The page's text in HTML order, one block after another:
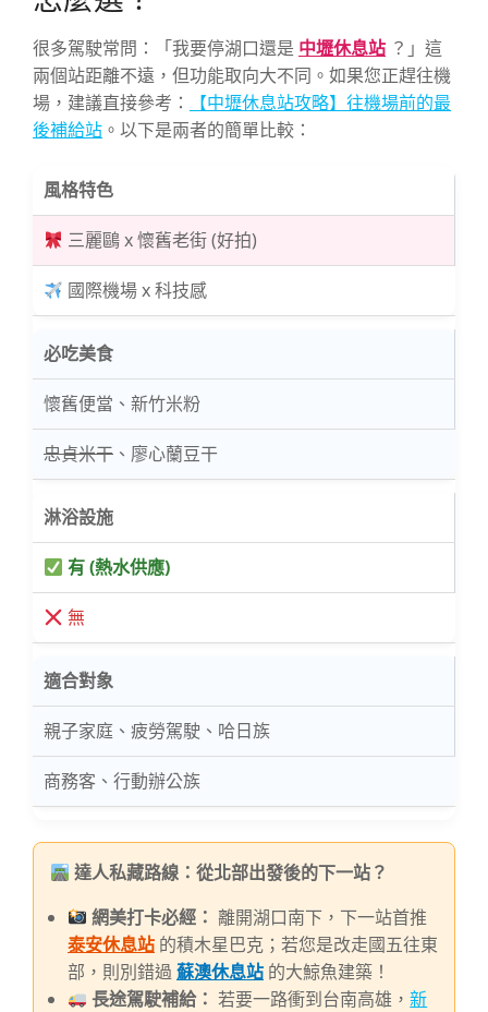
很多駕駛常問：「我要停湖口還是 中壢休息站 ？」這
兩個站距離不遠，但功能取向大不同。如果您正趕往機
場，建議直接參考：
【中壢休息站攻略】往機場前的最
後補給站 。以下是兩者的簡單比較：
風格特色
三麗鷗 x 懷舊老街 (好拍)
國際機場 x 科技感
必吃美食
懷舊便當、新竹米粉
忠貞米干 、廖心蘭豆干
淋浴設施
有 (熱水供應)
無
適合對象
親子家庭、疲勞駕駛、哈日族
商務客、行動辦公族
達人私藏路線：從北部出發後的下一站？
網美打卡必經： 離開湖口南下，下一站首推
泰安休息站 的積木星巴克；若您是改走國五往東
部，則別錯過 蘇澳休息站 的大鯨魚建築！
長途駕駛補給： 若要一路衝到台南高雄，新